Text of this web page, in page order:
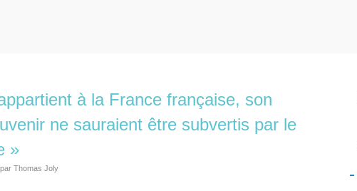
à la France française, son
ne sauraient être subvertis par le
»
Thomas Joly